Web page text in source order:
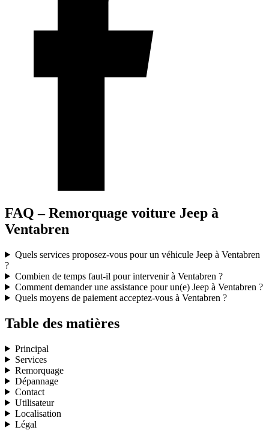
FAQ – Remorquage voiture Jeep à
Ventabren
Quels services proposez-vous pour un véhicule Jeep à Ventabren
?
Combien de temps faut-il pour intervenir à Ventabren ?
Comment demander une assistance pour un(e) Jeep à Ventabren ?
Quels moyens de paiement acceptez-vous à Ventabren ?
Table des matières
Principal
Services
Remorquage
Dépannage
Contact
Utilisateur
Localisation
Légal